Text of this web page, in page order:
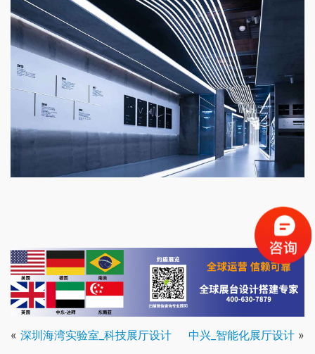
« 深圳海湾实验室_科技展厅设计 中兴_智能化展厅设计 »